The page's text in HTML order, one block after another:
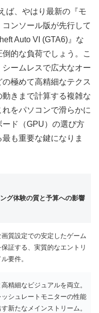
ば、やはり最新の『モ
ンソール版が先行して
Auto VI (GTA6)』な
的な負荷でしょう。こ
ームレスで広大なオー
極めて高精細なテクス
きまで計算する複雑な
をパソコンで滑らかに
ド（GPU）の選び方
も重要な鍵になりま
グ体験の質と予算への影響
質設定での安定したゲーム
証する、実質的なエントリ
要件。
精細なビジュアルを両立。
シュレートモニターの性能
新たなメインストリーム。